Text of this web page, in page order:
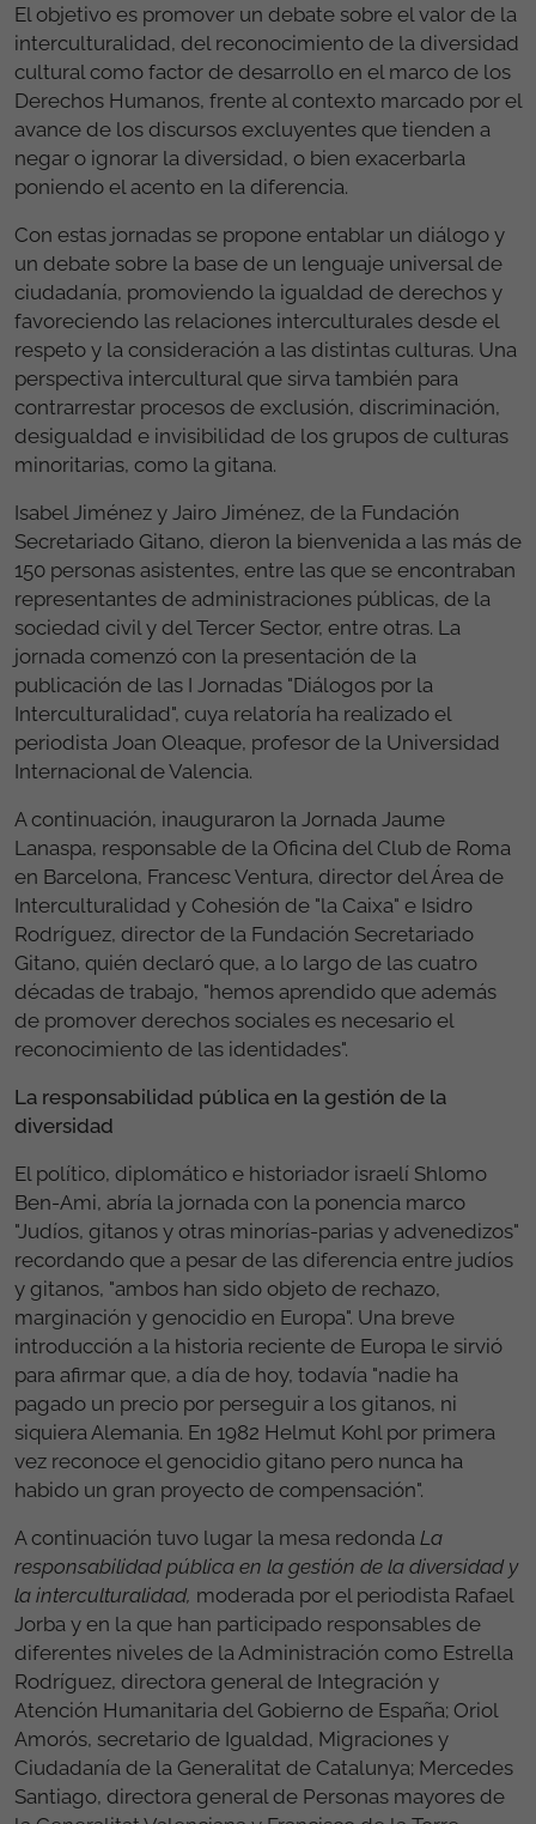
El objetivo es promover un debate sobre el valor de la
interculturalidad, del reconocimiento de la diversidad
cultural como factor de desarrollo en el marco de los
Derechos Humanos, frente al contexto marcado por el
avance de los discursos excluyentes que tienden a
negar o ignorar la diversidad, o bien exacerbarla
poniendo el acento en la diferencia.
Con estas jornadas se propone entablar un diálogo y
un debate sobre la base de un lenguaje universal de
ciudadanía, promoviendo la igualdad de derechos y
favoreciendo las relaciones interculturales desde el
respeto y la consideración a las distintas culturas. Una
perspectiva intercultural que sirva también para
contrarrestar procesos de exclusión, discriminación,
desigualdad e invisibilidad de los grupos de culturas
minoritarias, como la gitana.
Isabel Jiménez y Jairo Jiménez, de la Fundación
Secretariado Gitano, dieron la bienvenida a las más de
150 personas asistentes, entre las que se encontraban
representantes de administraciones públicas, de la
sociedad civil y del Tercer Sector, entre otras. La
jornada comenzó con la presentación de la
publicación de las I Jornadas "Diálogos por la
Interculturalidad", cuya relatoría ha realizado el
periodista Joan Oleaque, profesor de la Universidad
Internacional de Valencia.
A continuación, inauguraron la Jornada Jaume
Lanaspa, responsable de la Oficina del Club de Roma
en Barcelona, Francesc Ventura, director del Área de
Interculturalidad y Cohesión de "la Caixa" e Isidro
Rodríguez, director de la Fundación Secretariado
Gitano, quién declaró que, a lo largo de las cuatro
décadas de trabajo, "hemos aprendido que además
de promover derechos sociales es necesario el
reconocimiento de las identidades".
La responsabilidad pública en la gestión de la
diversidad
El político, diplomático e historiador israelí Shlomo
Ben-Ami, abría la jornada con la ponencia marco
"Judíos, gitanos y otras minorías-parias y advenedizos"
recordando que a pesar de las diferencia entre judíos
y gitanos, "ambos han sido objeto de rechazo,
marginación y genocidio en Europa". Una breve
introducción a la historia reciente de Europa le sirvió
para afirmar que, a día de hoy, todavía "nadie ha
pagado un precio por perseguir a los gitanos, ni
siquiera Alemania. En 1982 Helmut Kohl por primera
vez reconoce el genocidio gitano pero nunca ha
habido un gran proyecto de compensación".
A continuación tuvo lugar la mesa redonda La
responsabilidad pública en la gestión de la diversidad y
la interculturalidad, moderada por el periodista Rafael
Jorba y en la que han participado responsables de
diferentes niveles de la Administración como Estrella
Rodríguez, directora general de Integración y
Atención Humanitaria del Gobierno de España; Oriol
Amorós, secretario de Igualdad, Migraciones y
Ciudadanía de la Generalitat de Catalunya; Mercedes
Santiago, directora general de Personas mayores de